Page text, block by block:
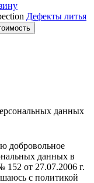
Дефекты литья
данных
добровольное
данных в
152 от 27.07.2006 г.
с политикой